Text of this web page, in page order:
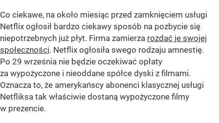
Co ciekawe, na około miesiąc przed zamknięciem usługi
Netflix ogłosił bardzo ciekawy sposób na pozbycie się
niepotrzebnych już płyt. Firma zamierza rozdać je swojej
społeczności. Netflix ogłosiła swego rodzaju amnestię.
Po 29 września nie będzie oczekiwać opłaty
za wypożyczone i nieoddane spółce dyski z filmami.
Oznacza to, że amerykańscy abonenci klasycznej usługi
Netfliksa tak właściwie dostaną wypożyczone filmy
w prezencie.